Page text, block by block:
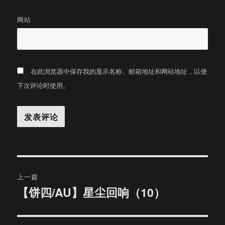
网站
在此浏览器中保存我的显示名称、邮箱地址和网站地址，以便
下次评论时使用。
章
上一篇
文
【饼四/AU】星尘回响（10）